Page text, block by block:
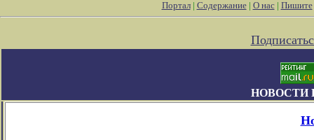
Портал| Содержание| О нас| Пишите
НОВОСТИ